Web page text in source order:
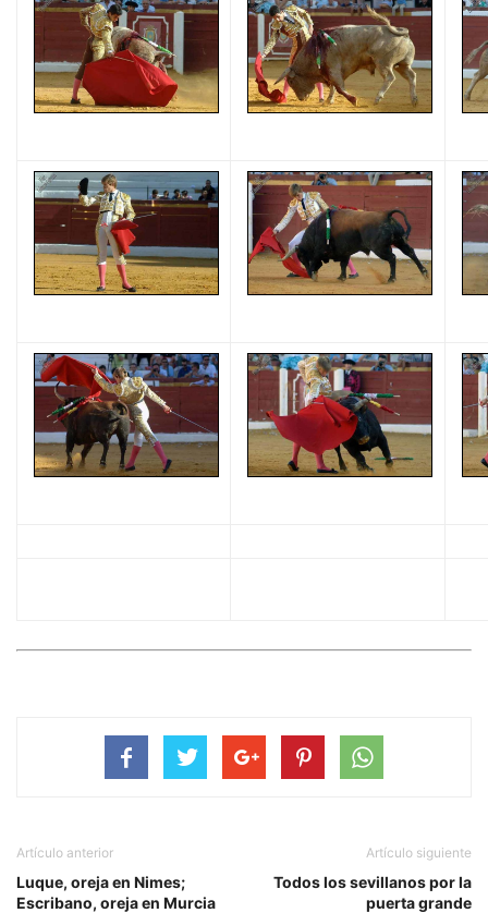
Artículo anterior
Luque, oreja en Nimes;
Escribano, oreja en Murcia
Artículo siguiente
Todos los sevillanos por la
puerta grande